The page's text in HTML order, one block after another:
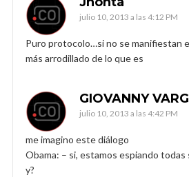
julio 10, 2013 a las 4:12 PM
Puro protocolo…si no se manifiestan
más arrodillado de lo que es
GIOVANNY
julio 10, 2013 a las 4:42 PM
me imagino este diálogo
Obama: – si, estamos espiando todas
y?